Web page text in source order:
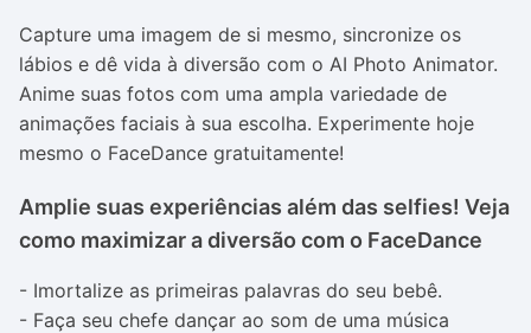
Capture uma imagem de si mesmo, sincronize os
lábios e dê vida à diversão com o AI Photo Animator.
Anime suas fotos com uma ampla variedade de
animações faciais à sua escolha. Experimente hoje
mesmo o FaceDance gratuitamente!
Amplie suas experiências além das selfies! Veja
como maximizar a diversão com o FaceDance
- Imortalize as primeiras palavras do seu bebê.
- Faça seu chefe dançar ao som de uma música